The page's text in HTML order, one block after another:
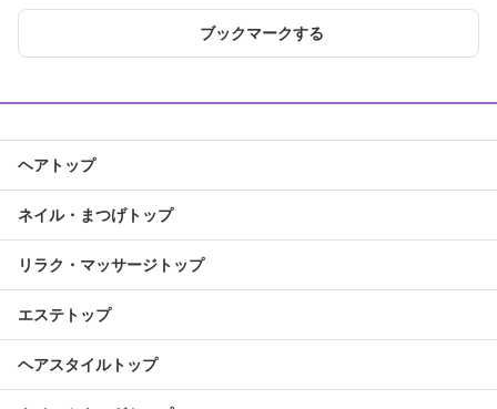
ブックマークする
ヘアトップ
ネイル・まつげトップ
リラク・マッサージトップ
エステトップ
ヘアスタイルトップ